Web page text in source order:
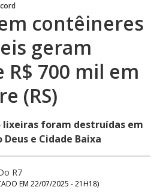
contêineres
geram
R$ 700 mil em
(RS)
lixeiras foram destruídas em
e Cidade Baixa
R7
EM 22/07/2025 - 21H18)